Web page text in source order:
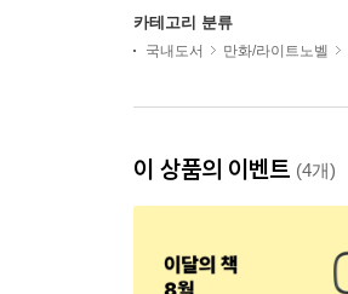
카테고리 분류
국내도서 만화/라이트노벨
이 상품의 이벤트 (4개)